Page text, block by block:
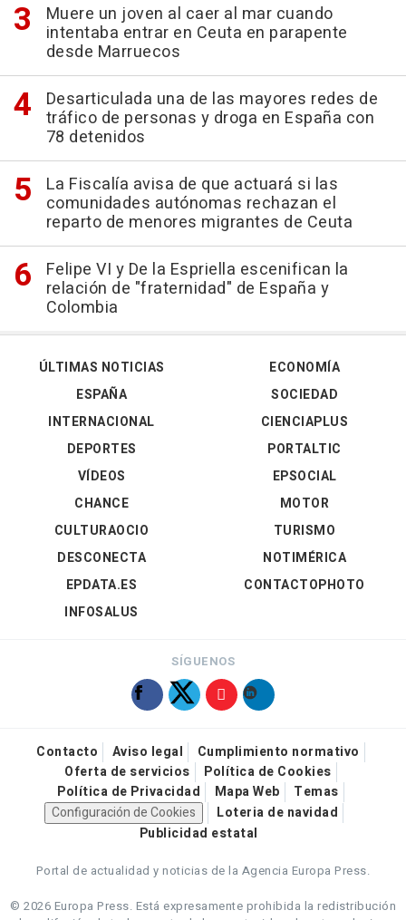
Muere un joven al caer al mar cuando
intentaba entrar en Ceuta en parapente
desde Marruecos
Desarticulada una de las mayores redes de
tráfico de personas y droga en España con
78 detenidos
La Fiscalía avisa de que actuará si las
comunidades autónomas rechazan el
reparto de menores migrantes de Ceuta
Felipe VI y De la Espriella escenifican la
relación de "fraternidad" de España y
Colombia
ÚLTIMAS NOTICIAS
ESPAÑA
INTERNACIONAL
DEPORTES
VÍDEOS
ECONOMÍA
SOCIEDAD
CIENCIAPLUS
PORTALTIC
EPSOCIAL
CHANCE
CULTURAOCIO
DESCONECTA
EPDATA.ES
INFOSALUS
MOTOR
TURISMO
NOTIMÉRICA
CONTACTOPHOTO
SÍGUENOS
Contacto Aviso legal
Cumplimiento normativo
Oferta de servicios
Política de Cookies
Política de Privacidad
Mapa Web
Temas
Configuración de Cookies
Loteria de navidad
Publicidad estatal
Portal de actualidad y noticias de la Agencia Europa Press.
© 2026 Europa Press. Está expresamente prohibida la redistribución